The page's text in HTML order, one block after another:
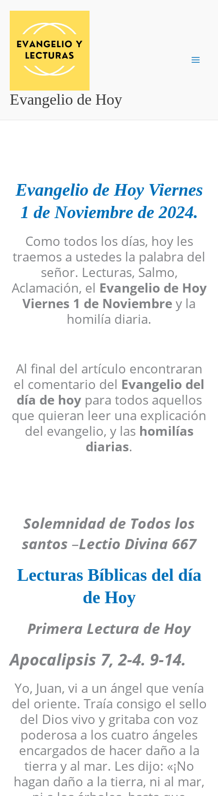
contenido
Evangelio de Hoy
Evangelio de Hoy Viernes
1 de Noviembre de 2024.
Como todos los días, hoy les
traemos a ustedes la palabra del
señor. Lecturas, Salmo,
Aclamación, el Evangelio de Hoy
Viernes 1 de Noviembrey la
homilía diaria.
Al final del artículo encontraran
el comentario del Evangelio del
día de hoypara todos aquellos
que quieran leer una explicación
del evangelio, y las homilías
diarias.
Solemnidad de Todos los
santos–Lectio Divina 667
Lecturas Bíblicas del día
de Hoy
Primera Lectura de Hoy
Apocalipsis 7, 2-4. 9-14.
Yo, Juan, vi a un ángel que venía
del oriente. Traía consigo el sello
del Dios vivo y gritaba con voz
poderosa a los cuatro ángeles
encargados de hacer daño a la
tierra y al mar. Les dijo: «¡No
hagan daño a la tierra, ni al mar,